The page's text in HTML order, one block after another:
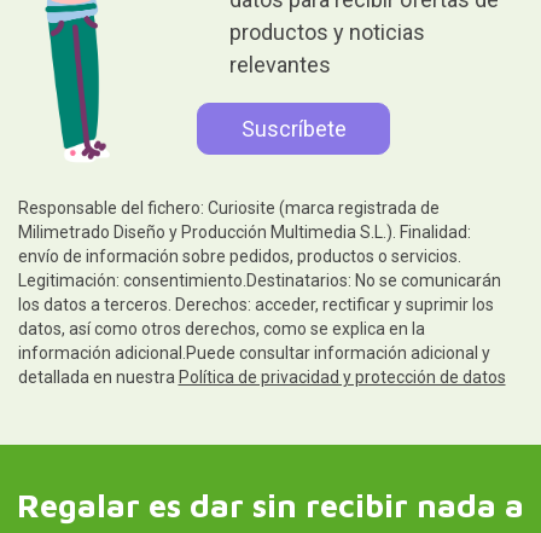
productos y noticias
relevantes
Responsable del fichero: Curiosite (marca registrada de
Milimetrado Diseño y Producción Multimedia S.L.). Finalidad:
envío de información sobre pedidos, productos o servicios.
Legitimación: consentimiento.Destinatarios: No se comunicarán
los datos a terceros. Derechos: acceder, rectificar y suprimir los
datos, así como otros derechos, como se explica en la
información adicional.Puede consultar información adicional y
detallada en nuestra Política de privacidad y protección de datos
Regalar es dar sin recibir nada a